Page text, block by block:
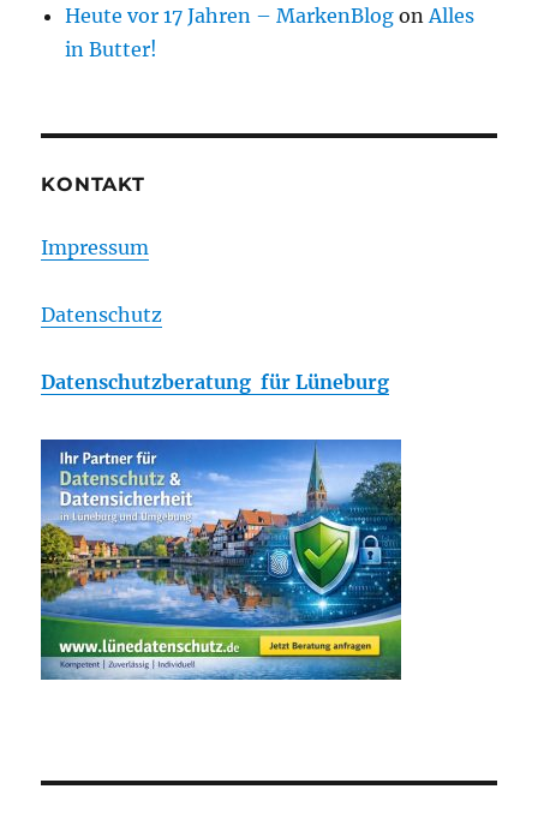
Heute vor 17 Jahren – MarkenBlog onAlles
in Butter!
KONTAKT
Impressum
Datenschutz
Datenschutzberatung für Lüneburg